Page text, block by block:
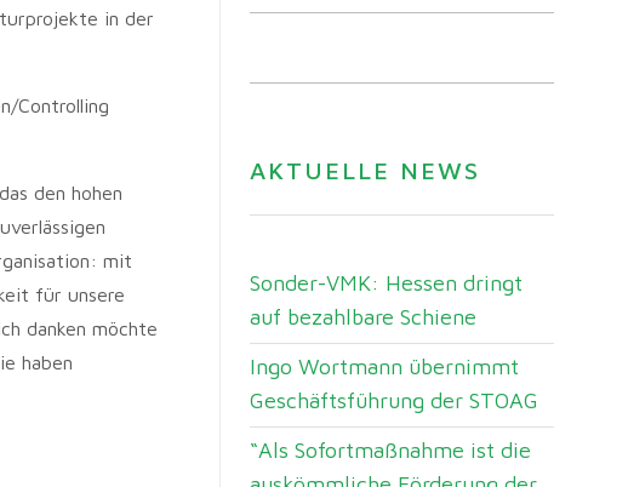
in der
Controlling
den hohen
mit
für unsere
danken möchte
haben
AKTUELLE NEWS
Sonder-VMK: Hessen dringt
auf bezahlbare Schiene
Ingo Wortmann übernimmt
Geschäftsführung der STOAG
“Als Sofortmaßnahme ist die